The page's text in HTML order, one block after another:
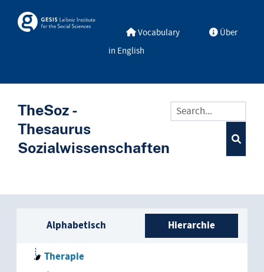
Skosmos Vocabulary
Über
in English
TheSoz -
Thesaurus
Sozialwissenschaften
Seitenleisten-Liste:
Alphabetisch Hierarchie
Therapie